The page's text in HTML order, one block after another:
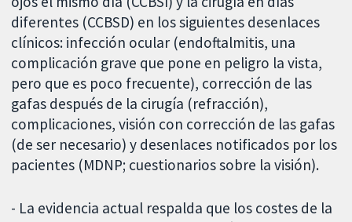
diferentes (CCBSD) en los siguientes desenlaces
clínicos: infección ocular (endoftalmitis, una
complicación grave que pone en peligro la vista,
pero que es poco frecuente), corrección de las
gafas después de la cirugía (refracción),
complicaciones, visión con corrección de las gafas
(de ser necesario) y desenlaces notificados por los
pacientes (MDNP; cuestionarios sobre la visión).
- La evidencia actual respalda que los costes de la